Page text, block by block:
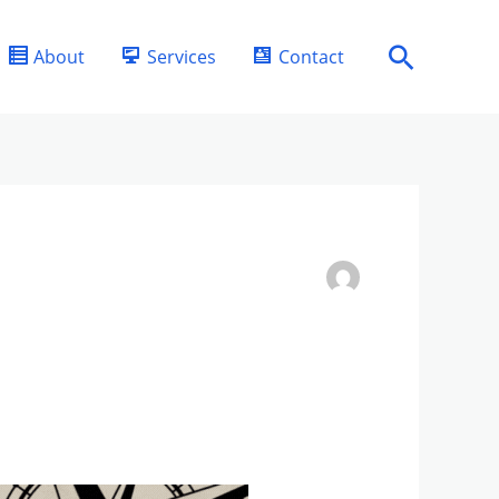
About Services Contact Search